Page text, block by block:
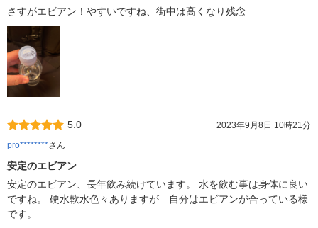
さすがエビアン！やすいですね、街中は高くなり残念
5.0
2023年9月8日 10時21分
pro********さん
安定のエビアン
安定のエビアン、長年飲み続けています。 水を飲む事は身体に良い
ですね。 硬水軟水色々ありますが 自分はエビアンが合っている様
です。